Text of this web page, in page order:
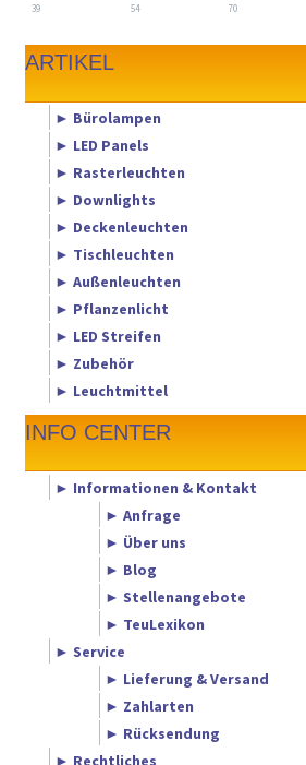
39 54 70
ARTIKEL
► Bürolampen
► LED Panels
► Rasterleuchten
► Downlights
► Deckenleuchten
► Tischleuchten
► Außenleuchten
► Pflanzenlicht
► LED Streifen
► Zubehör
► Leuchtmittel
INFO CENTER
► Informationen & Kontakt
► Anfrage
► Über uns
► Blog
► Stellenangebote
► TeuLexikon
► Service
► Lieferung & Versand
► Zahlarten
► Rücksendung
► Rechtliches